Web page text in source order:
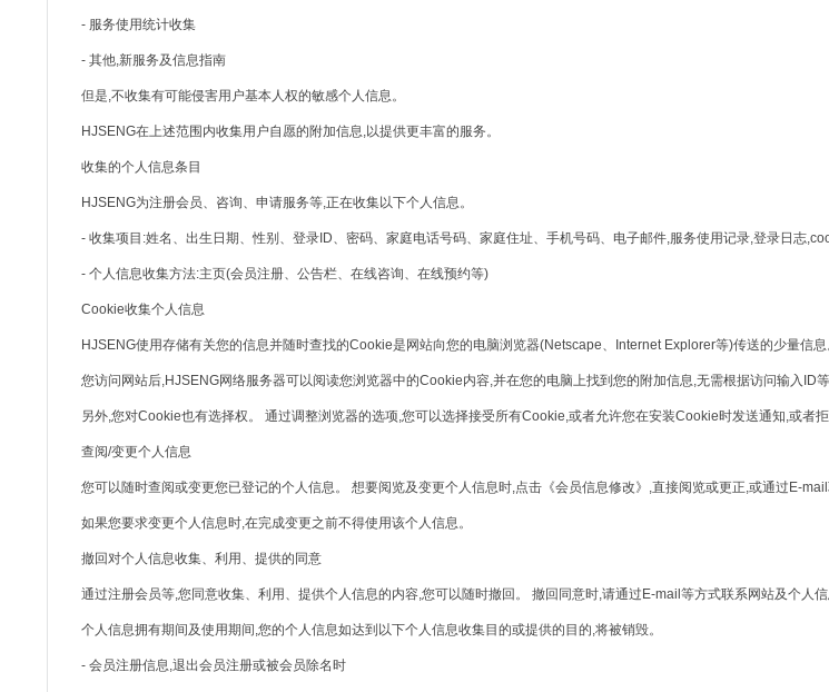
- 服务使用统计收集
- 其他,新服务及信息指南
但是,不收集有可能侵害用户基本人权的敏感个人信息。
HJSENG在上述范围内收集用户自愿的附加信息,以提供更丰富的服务。
收集的个人信息条目
HJSENG为注册会员、咨询、申请服务等,正在收集以下个人信息。
- 收集项目:姓名、出生日期、性别、登录ID、密码、家庭电话号码、家庭住址、手机号码、电子邮件,服务使用记录,登录日志
- 个人信息收集方法:主页(会员注册、公告栏、在线咨询、在线预约等)
Cookie收集个人信息
HJSENG使用存储有关您的信息并随时查找的Cookie是网站向您的电脑浏览器(Netscape、Internet Explorer等)传送的少量信息
您访问网站后,HJSENG网络服务器可以阅读您浏览器中的Cookie内容,并在您的电脑上找到您的附加信息,无需根据访问输入ID
另外,您对Cookie也有选择权。 通过调整浏览器的选项,您可以选择接受所有Cookie,或者允许您在安装Cookie时发送通知,或者拒
查阅/变更个人信息
您可以随时查阅或变更您已登记的个人信息。 想要阅览及变更个人信息时,点击《会员信息修改》,直接阅览或更正,或通过E-
如果您要求变更个人信息时,在完成变更之前不得使用该个人信息。
撤回对个人信息收集、利用、提供的同意
通过注册会员等,您同意收集、利用、提供个人信息的内容,您可以随时撤回。 撤回同意时,请通过E-mail等方式联系网站及个人
个人信息拥有期间及使用期间,您的个人信息如达到以下个人信息收集目的或提供的目的,将被销毁。
- 会员注册信息,退出会员注册或被会员除名时